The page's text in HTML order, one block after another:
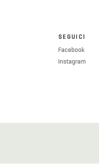
SEGUICI
Facebook
Instagram